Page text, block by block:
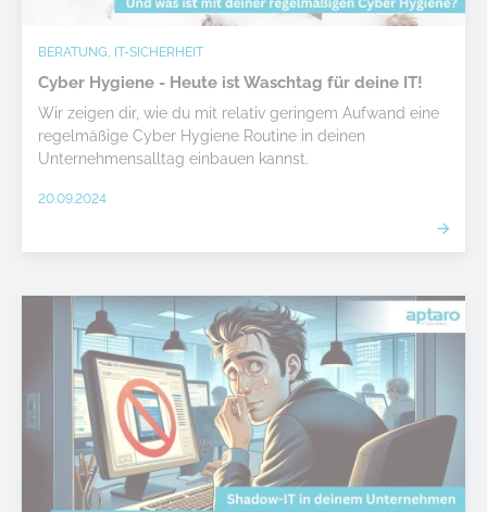
BERATUNG, IT-SICHERHEIT
Cyber Hygiene - Heute ist Waschtag für deine IT!
Wir zeigen dir, wie du mit relativ geringem Aufwand eine
regelmäßige Cyber Hygiene Routine in deinen
Unternehmensalltag einbauen kannst.
20.09.2024